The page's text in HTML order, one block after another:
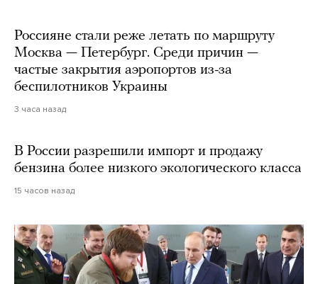
Россияне стали реже летать по маршруту
Москва — Петербург. Среди причин —
частые закрытия аэропортов из-за
беспилотников Украины
3 часа назад
В России разрешили импорт и продажу
бензина более низкого экологического класса
15 часов назад